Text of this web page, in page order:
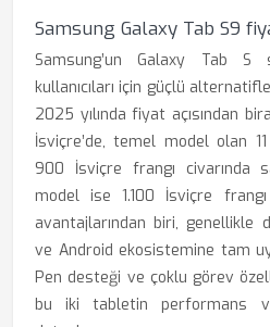
Samsung Galaxy Tab S9
Samsung’un Galaxy Tab S
kullanıcıları için güçlü
2025 yılında fiyat açısından
İsviçre’de, temel model olan
900 İsviçre frangı civarında
model ise 1.100 İsviçre
avantajlarından biri, genellikle
ve Android ekosistemine tam
Pen desteği ve çoklu görev
bu iki tabletin performans